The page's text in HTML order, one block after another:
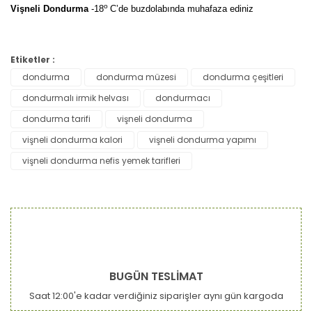
Vişneli Dondurma -18o C’de buzdolabında muhafaza ediniz
Bu ürüne ilk yorumu siz yapın!
Yorum Yaz
Bu ürünün fiyat bilgisi, resim, ürün açıklamalarında ve diğer
kullanarak tarafımıza iletebilirsiniz.
Görüş ve önerileriniz için teşekkür ederiz.
Bu ürüne benzer farklı alternatifler olmalı.
Gönder
Etiketler :
dondurma
dondurma müzesi
dondurma çeşitleri
dondurmalı irmik helvası
dondurmacı
dondurma tarifi
vişneli dondurma
vişneli dondurma kalori
vişneli dondurma yapımı
vişneli dondurma nefis yemek tarifleri
BUGÜN TESLİMAT
Saat 12:00'e kadar verdiğiniz siparişler aynı gün kargoda